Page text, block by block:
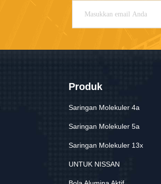
Produk
Saringan Molekuler 4a
Saringan Molekuler 5a
Saringan Molekuler 13x
UNTUK NISSAN